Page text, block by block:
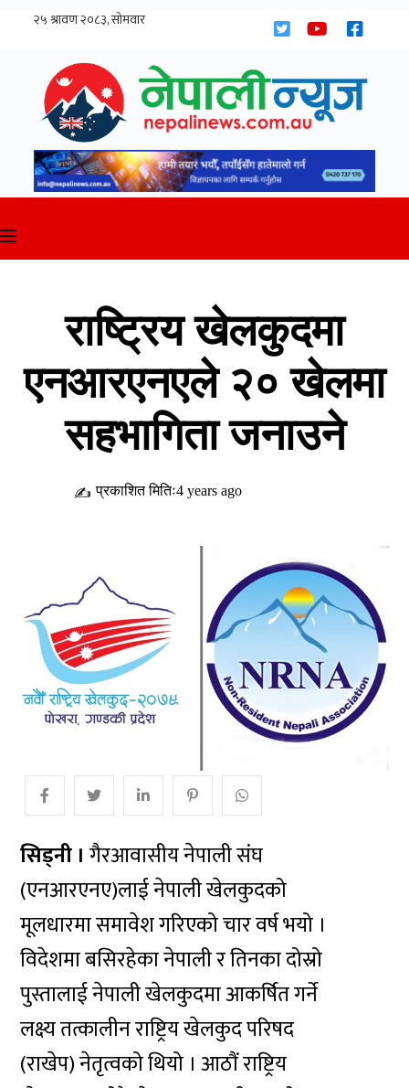
राष्ट्रिय खेलकुदमा
एनआरएनएले २० खेलमा
सहभागिता जनाउने
✍ प्रकाशित मितिः4 years ago
सिड्नी । गैरआवासीय नेपाली संघ
(एनआरएनए)लाई नेपाली खेलकुदको
मूलधारमा समावेश गरिएको चार वर्ष भयो ।
विदेशमा बसिरहेका नेपाली र तिनका दोस्रो
पुस्तालाई नेपाली खेलकुदमा आकर्षित गर्ने
लक्ष्य तत्कालीन राष्ट्रिय खेलकुद परिषद
(राखेप) नेतृत्वको थियो । आठौं राष्ट्रिय